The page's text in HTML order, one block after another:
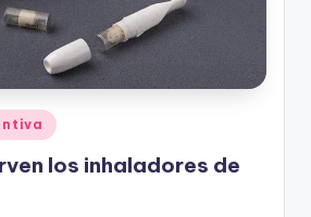
los inhaladores de